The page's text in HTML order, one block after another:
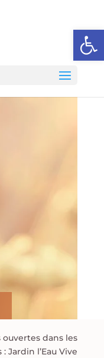
Ouvrir
ouvertes dans les
: Jardin l’Eau Vive